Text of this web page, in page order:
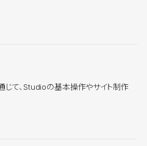
じて、Studioの基本操作やサイト制作